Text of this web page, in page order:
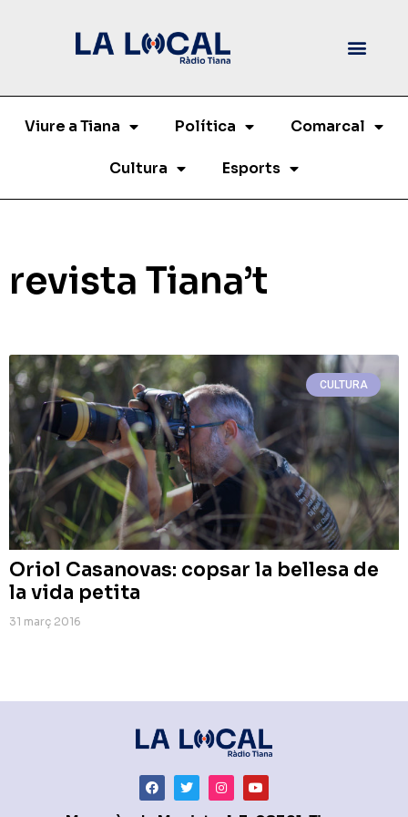
Viure a Tiana Política Comarcal
Cultura Esports
revista Tiana’t
CULTURA
Oriol Casanovas: copsar la bellesa de
la vida petita
31 març 2016